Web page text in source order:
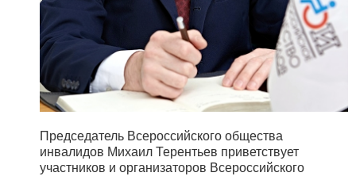
Председатель Всероссийского общества
инвалидов Михаил Терентьев приветствует
участников и организаторов Всероссийского